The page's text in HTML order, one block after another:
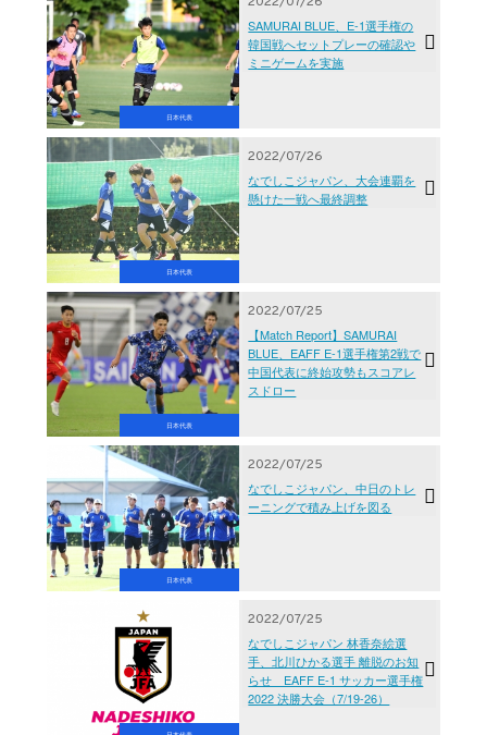
日本代表
SAMURAI BLUE、E-1選手権の
韓国戦へセットプレーの確認や
ミニゲームを実施
日本代表
2022/07/26
なでしこジャパン、大会連覇を
懸けた一戦へ最終調整
日本代表
2022/07/25
【Match Report】SAMURAI
BLUE、EAFF E-1選手権第2戦で
中国代表に終始攻勢もスコアレ
スドロー
日本代表
2022/07/25
なでしこジャパン、中日のトレ
ーニングで積み上げを図る
2022/07/25
なでしこジャパン 林香奈絵選
手、北川ひかる選手 離脱のお知
らせ EAFF E-1 サッカー選手権
2022 決勝大会（7/19-26）